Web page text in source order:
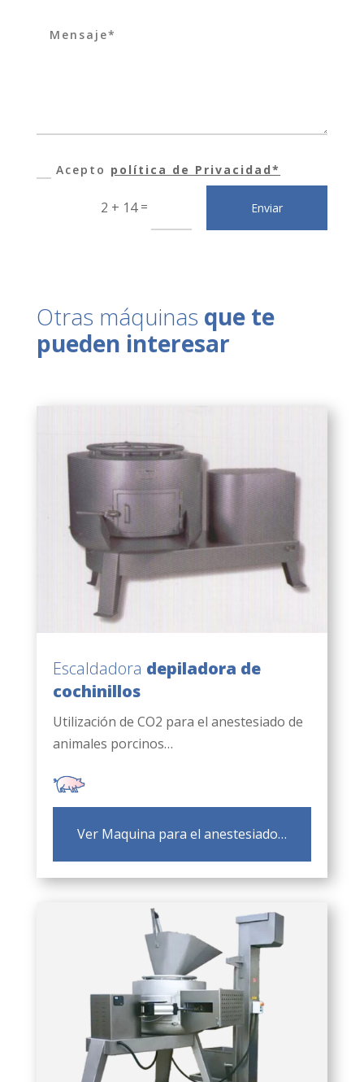
Acepto política de Privacidad*
2 + 14= Enviar
Otras máquinas que te
pueden interesar
Escaldadora depiladora de
cochinillos
Utilización de CO2 para el anestesiado de
animales porcinos…
Ver Maquina para el anestesiado…